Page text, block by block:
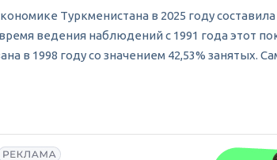
Туркменистана в 2025 году
ведения наблюдений с 1991 года этот
в 1998 году со значением 42,53% занятых.